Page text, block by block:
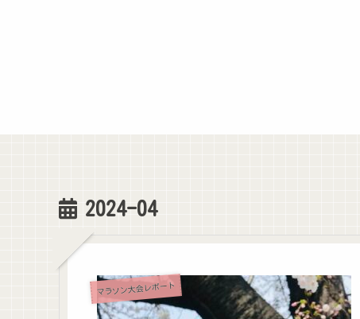
2024-04
マラソン大会レポート